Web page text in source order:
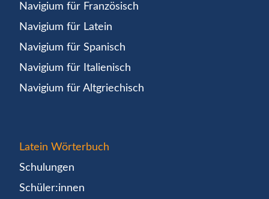
Navigium für Französisch
Navigium für Latein
Navigium für Spanisch
Navigium für Italienisch
Navigium für Altgriechisch
Latein Wörterbuch
Schulungen
Schüler:innen